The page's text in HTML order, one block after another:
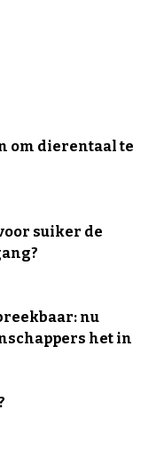
om dierentaal te
suiker de
nu
het in